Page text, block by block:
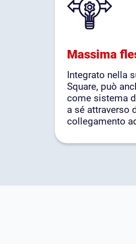
Massima
Integrato nella
Square, può
come sistema
a sé attraverso
collegamento